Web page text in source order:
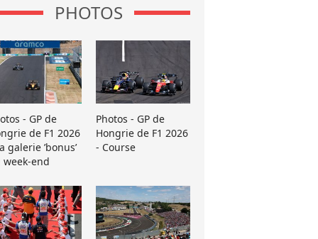
PHOTOS
- GP de
de F1 2026
galerie ’bonus’
week-end
Photos - GP de
Hongrie de F1 2026
- Course